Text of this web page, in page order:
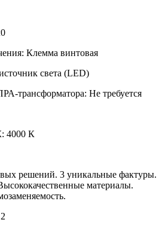
Клемма винтовая
света (LED)
трансформатора: Не требуется
4000 К
решений. 3 уникальные фактуры.
материалы.